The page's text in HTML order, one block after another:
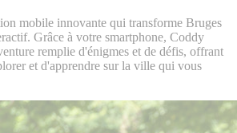
mobile innovante qui transforme Bruges
Grâce à votre smartphone, Coddy
remplie d'énigmes et de défis, offrant
et d'apprendre sur la ville qui vous